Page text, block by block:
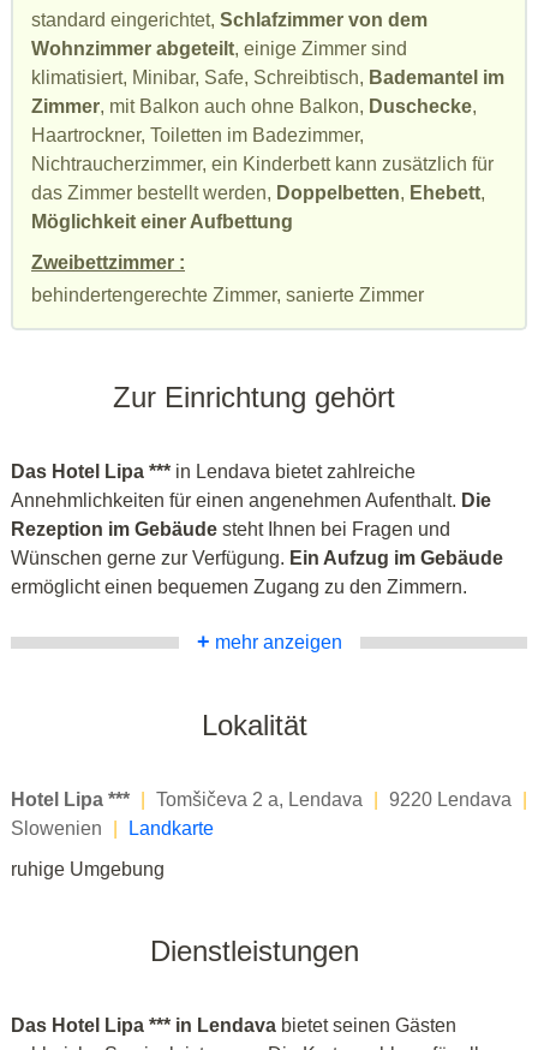
standard eingerichtet, Schlafzimmer von dem
Wohnzimmer abgeteilt, einige Zimmer sind
klimatisiert, Minibar, Safe, Schreibtisch, Bademantel im
Zimmer, mit Balkon auch ohne Balkon, Duschecke,
Haartrockner, Toiletten im Badezimmer,
Nichtraucherzimmer, ein Kinderbett kann zusätzlich für
das Zimmer bestellt werden, Doppelbetten, Ehebett,
Möglichkeit einer Aufbettung
Zweibettzimmer :
behindertengerechte Zimmer, sanierte Zimmer
Zur Einrichtung gehört
Das Hotel Lipa *** in Lendava bietet zahlreiche
Annehmlichkeiten für einen angenehmen Aufenthalt. Die
Rezeption im Gebäude steht Ihnen bei Fragen und
Wünschen gerne zur Verfügung. Ein Aufzug im Gebäude
ermöglicht einen bequemen Zugang zu den Zimmern.
+ mehr anzeigen
Lokalität
Hotel Lipa *** Tomšičeva 2 a, Lendava 9220 Lendava
Slowenien
Landkarte
ruhige Umgebung
Dienstleistungen
Das Hotel Lipa *** in Lendava bietet seinen Gästen